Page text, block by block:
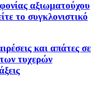
αξιωματούχου
το συγκλονιστικό
και απάτες σε
τυχερών